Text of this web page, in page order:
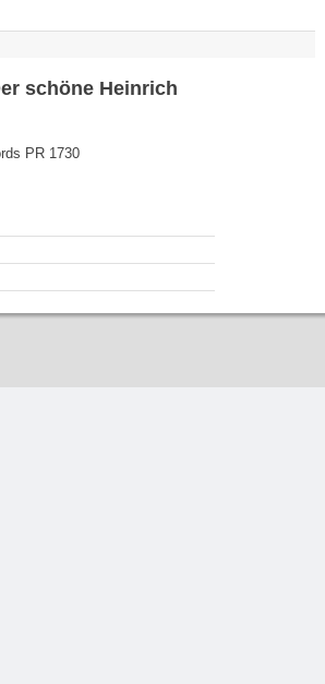
schöne Heinrich
PR 1730